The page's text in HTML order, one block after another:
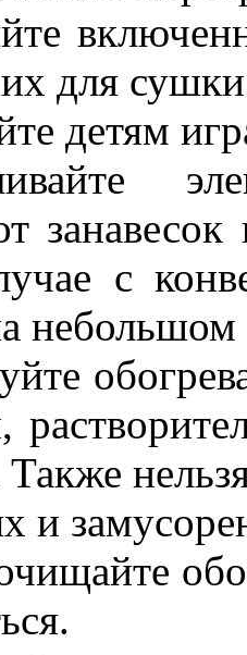
их для
детям
с
небольшом
и